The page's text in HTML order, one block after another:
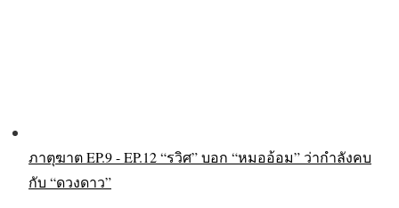
ภาตุฆาต EP.9 - EP.12 “รวิศ” บอก “หมออ้อม” ว่ากำลังคบ
กับ “ดวงดาว”